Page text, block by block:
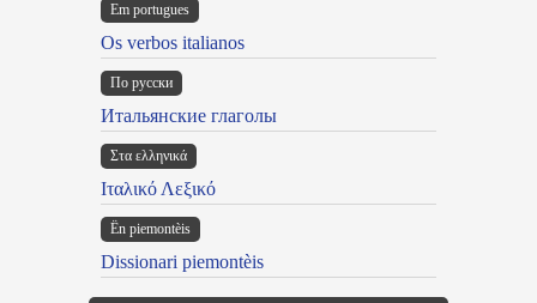
Em portugues
Os verbos italianos
По русски
Итальянские глаголы
Στα ελληνικά
Ιταλικό Λεξικό
Ën piemontèis
Dissionari piemontèis